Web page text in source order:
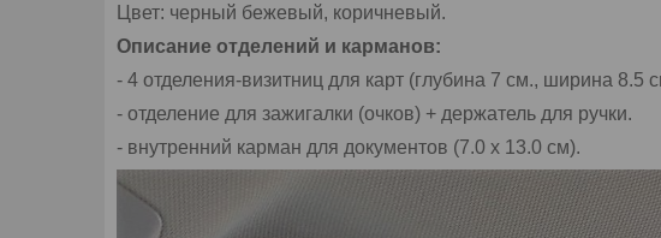
Цвет: черный бежевый, коричневый.
Описание отделений и карманов:
- 4 отделения-визитниц для карт (глубина 7 см., ширина 8.5
- отделение для зажигалки (очков) + держатель для ручки.
- внутренний карман для документов (7.0 х 13.0 см).